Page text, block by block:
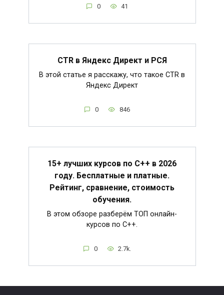
0 41
CTR в Яндекс Директ и РСЯ
В этой статье я расскажу, что такое CTR в
Яндекс Директ
0 846
15+ лучших курсов по C++ в 2026
году. Бесплатные и платные.
Рейтинг, сравнение, стоимость
обучения.
В этом обзоре разберём ТОП онлайн-
курсов по C++.
0 2.7k.